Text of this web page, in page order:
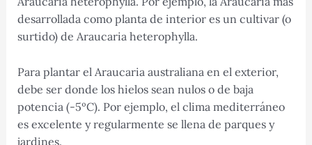
desarrollada como planta de interior es un cultivar (o
surtido) de Araucaria heterophylla.
Para plantar el Araucaria australiana en el exterior,
debe ser donde los hielos sean nulos o de baja
potencia (-5ºC). Por ejemplo, el clima mediterráneo
es excelente y regularmente se llena de parques y
jardines.